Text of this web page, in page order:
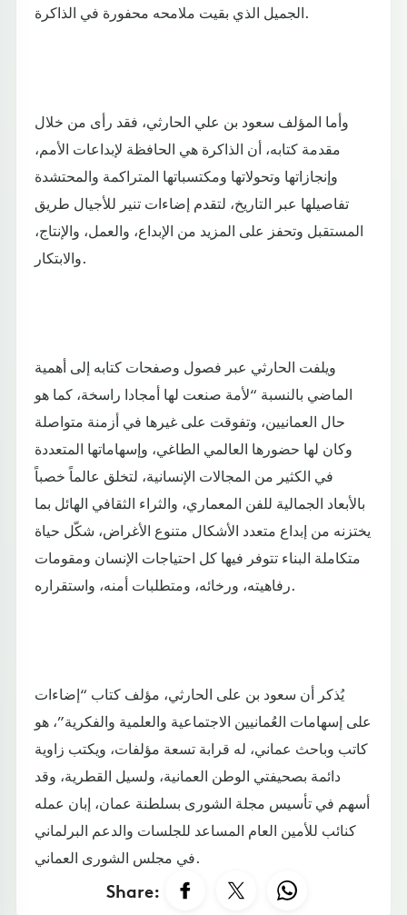
الجميل الذي بقيت ملامحه محفورة في الذاكرة.
وأما المؤلف سعود بن علي الحارثي، فقد رأى من خلال
مقدمة كتابه، أن الذاكرة هي الحافظة لإبداعات الأمم،
وإنجازاتها وتحولاتها ومكتسباتها المتراكمة والمحتشدة
تفاصيلها عبر التاريخ، لتقدم إضاءات تنير للأجيال طريق
المستقبل وتحفز على المزيد من الإبداع، والعمل، والإنتاج،
والابتكار.
ويلفت الحارثي عبر فصول وصفحات كتابه إلى أهمية
الماضي بالنسبة “لأمة صنعت لها أمجادا راسخة، كما هو
حال العمانيين، وتفوقت على غيرها في أزمنة متواصلة
وكان لها حضورها العالمي الطاغي، وإسهاماتها المتعددة
في الكثير من المجالات الإنسانية، لتخلق عالماً خصباً
بالأبعاد الجمالية للفن المعماري، والثراء الثقافي الهائل بما
يختزنه من إبداع متعدد الأشكال متنوع الأغراض، شكّل حياة
متكاملة البناء تتوفر فيها كل احتياجات الإنسان ومقومات
رفاهيته، ورخائه، ومتطلبات أمنه، واستقراره.
يُذكر أن سعود بن على الحارثي، مؤلف كتاب “إضاءات
على إسهامات العُمانيين الاجتماعية والعلمية والفكرية”، هو
كاتب وباحث عماني، له قرابة تسعة مؤلفات، ويكتب زاوية
دائمة بصحيفتي الوطن العمانية، ولسيل القطرية، وقد
أسهم في تأسيس مجلة الشورى بسلطنة عمان، إبان عمله
كنائب للأمين العام المساعد للجلسات والدعم البرلماني
في مجلس الشورى العماني.
Share: